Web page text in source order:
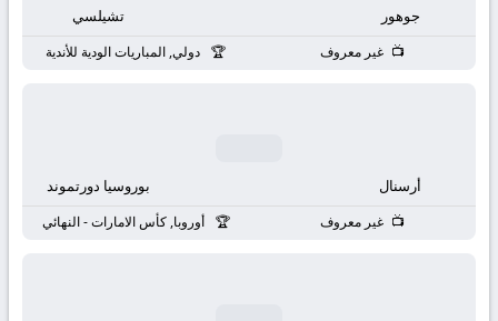
مباشر
جوهور تشيلسي
غير معروف دولي, المباريات الودية للأندية
أرسنال بوروسيا دورتموند
غير معروف أوروبا, كأس الامارات - النهائي